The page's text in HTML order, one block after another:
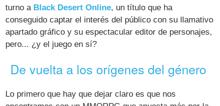
turno a Black Desert Online, un título que ha
conseguido captar el interés del público con su llamativo
apartado gráfico y su espectacular editor de personajes,
pero... ¿y el juego en sí?
De vuelta a los orígenes del género
Lo primero que hay que dejar claro es que nos